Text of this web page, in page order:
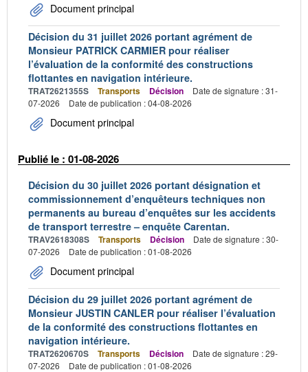
Document principal
Décision du 31 juillet 2026 portant agrément de
Monsieur PATRICK CARMIER pour réaliser
l’évaluation de la conformité des constructions
flottantes en navigation intérieure.
TRAT2621355S Transports Décision
Date de signature : 31-
07-2026
Date de publication : 04-08-2026
Document principal
Publié le : 01-08-2026
Décision du 30 juillet 2026 portant désignation et
commissionnement d’enquêteurs techniques non
permanents au bureau d’enquêtes sur les accidents
de transport terrestre – enquête Carentan.
TRAV2618308S Transports Décision
Date de signature : 30-
07-2026
Date de publication : 01-08-2026
Document principal
Décision du 29 juillet 2026 portant agrément de
Monsieur JUSTIN CANLER pour réaliser l’évaluation
de la conformité des constructions flottantes en
navigation intérieure.
TRAT2620670S Transports Décision
Date de signature : 29-
07-2026
Date de publication : 01-08-2026